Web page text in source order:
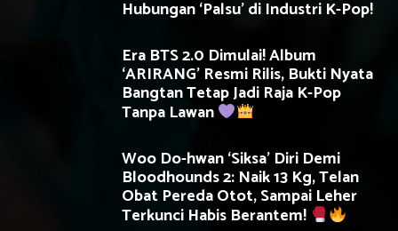
Hubungan ‘Palsu’ di Industri K-Pop!
Era BTS 2.0 Dimulai! Album
‘ARIRANG’ Resmi Rilis, Bukti Nyata
Bangtan Tetap Jadi Raja K-Pop
Tanpa Lawan
Woo Do-hwan ‘Siksa’ Diri Demi
Bloodhounds 2: Naik 13 Kg, Telan
Obat Pereda Otot, Sampai Leher
Terkunci Habis Berantem!